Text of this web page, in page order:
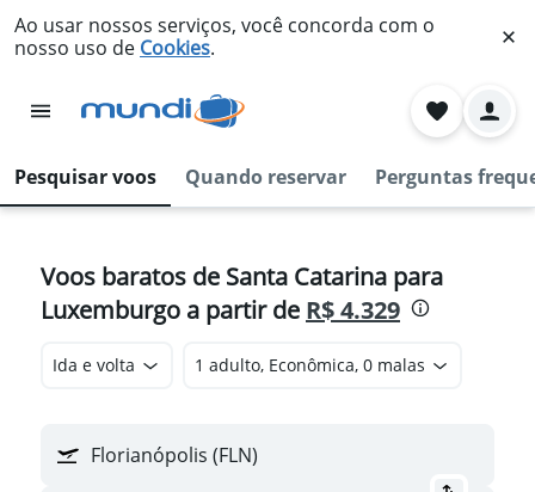
Ao usar nossos serviços, você concorda com o
nosso uso de Cookies.
Pesquisar voos Quando reservar Perguntas
Voos baratos de Santa Catarina para
Luxemburgo a partir de R$ 4.329
Ida e volta 1 adulto, Econômica, 0 malas
Florianópolis (FLN)